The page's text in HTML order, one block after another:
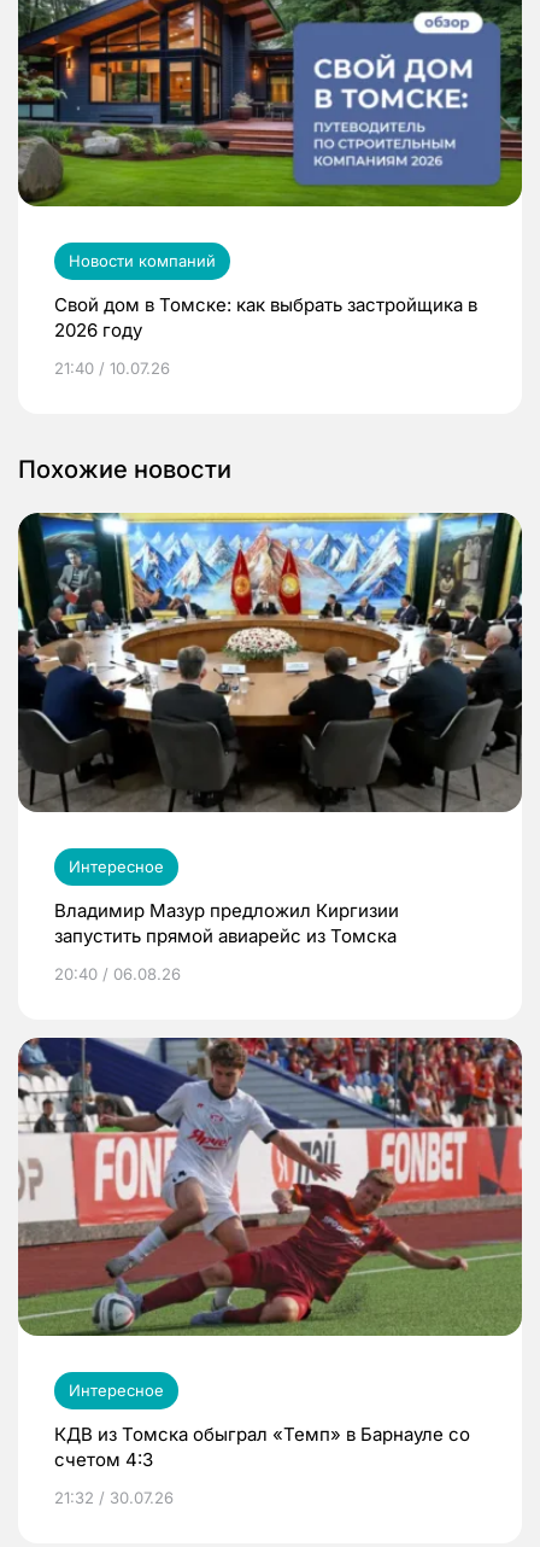
Новости компаний
Свой дом в Томске: как выбрать застройщика в
2026 году
21:40 / 10.07.26
Похожие новости
Интересное
Владимир Мазур предложил Киргизии
запустить прямой авиарейс из Томска
20:40 / 06.08.26
Интересное
КДВ из Томска обыграл «Темп» в Барнауле со
счетом 4:3
21:32 / 30.07.26